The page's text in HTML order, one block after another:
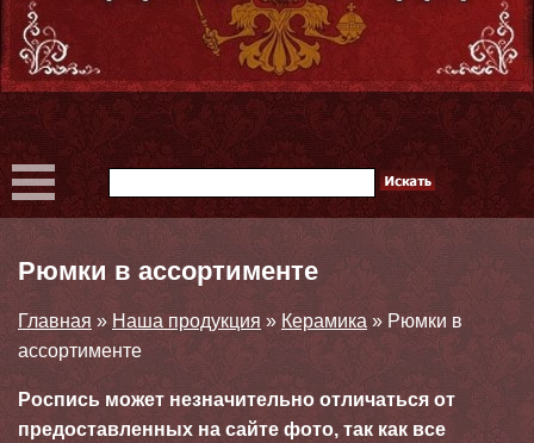
Рюмки в ассортименте
Главная » Наша продукция » Керамика » Рюмки в
ассортименте
Роспись может незначительно отличаться от
предоставленных на сайте фото, так как все